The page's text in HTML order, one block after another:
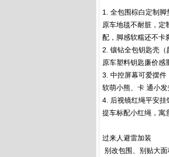
1. 全包围棕白定制脚
原车地毯不耐脏，定
配，脚感软糯还不卡
2. 镶钻全包钥匙壳（
原车塑料钥匙廉价感
3. 中控屏幕可爱摆件
软萌小熊、卡 通小
4. 后视镜红绳平安挂
提车标配小红绳，寓
过来人避雷加装
别改包围、别贴大